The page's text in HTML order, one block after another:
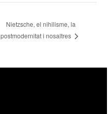
Nietzsche, el nihilisme, la
postmodernitat i nosaltres